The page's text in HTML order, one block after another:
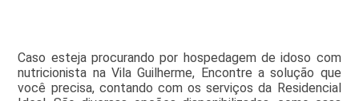
Caso esteja procurando por hospedagem de idoso com
nutricionista na Vila Guilherme, Encontre a solução que
você precisa, contando com os serviços da Residencial